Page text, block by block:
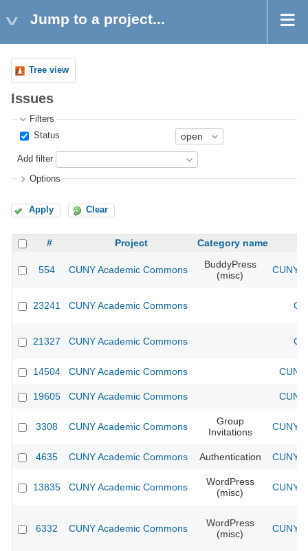
Jump to a project...
Tree view
Issues
Filters
Status
Add filter
Options
Apply Clear
# Project Category name
554 CUNY Academic Commons
BuddyPress
(misc)
CUNY
23241 CUNY Academic Commons
21327 CUNY Academic Commons
14504 CUNY Academic Commons
19605 CUNY Academic Commons
3308 CUNY Academic Commons
Group
Invitations
CUNY
4635 CUNY Academic Commons Authentication CUNY
13835 CUNY Academic Commons
WordPress
(misc)
CUNY
6332 CUNY Academic Commons
WordPress
(misc)
CUNY